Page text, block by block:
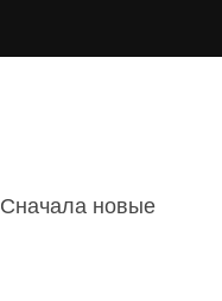
Сначала новые